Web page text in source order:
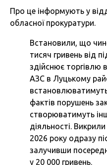
Про це інформують у
обласної прокуратури.
Встановили, що
тисяч гривень від
здійснює торгівлю
АЗС в Луцькому
фактів порушень
створюватимуть
діяльності. Викрили
2026 року одразу
залучивши
у 20 000 гривень.